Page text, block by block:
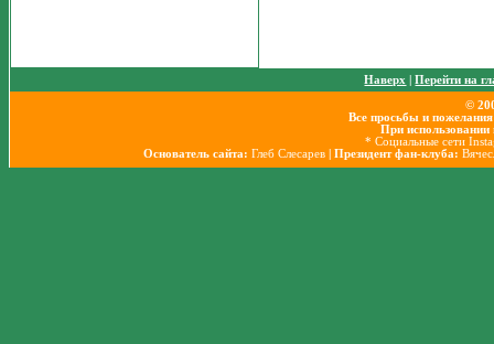
Наверх |Перейти на
©
Все просьбы и
При использовании
* Социальные сети
Основатель сайта: Глеб Слесарев | Президент фан-клуба: